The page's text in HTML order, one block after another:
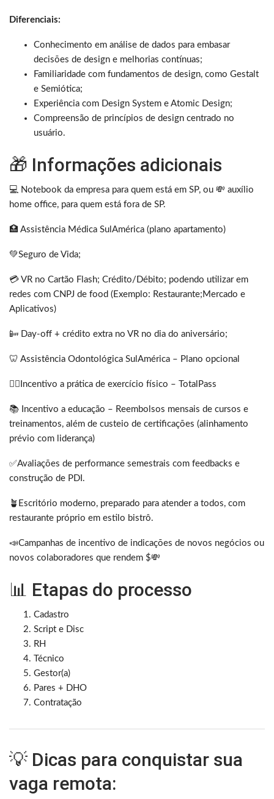
Diferenciais:
Conhecimento em análise de dados para embasar
decisões de design e melhorias contínuas;
Familiaridade com fundamentos de design, como Gestalt
e Semiótica;
Experiência com Design System e Atomic Design;
Compreensão de princípios de design centrado no
usuário.
🎁 Informações adicionais
💻 Notebook da empresa para quem está em SP, ou 💸 auxílio
home office, para quem está fora de SP.
🏥 Assistência Médica SulAmérica (plano apartamento)
💚Seguro de Vida;
💳 VR no Cartão Flash; Crédito/Débito; podendo utilizar em
redes com CNPJ de food (Exemplo: Restaurante;Mercado e
Aplicativos)
📴 Day-off + crédito extra no VR no dia do aniversário;
🦷 Assistência Odontológica SulAmérica – Plano opcional
🏋🏻Incentivo a prática de exercício físico – TotalPass
📚 Incentivo a educação – Reembolsos mensais de cursos e
treinamentos, além de custeio de certificações (alinhamento
prévio com liderança)
✅Avaliações de performance semestrais com feedbacks e
construção de PDI.
🪴Escritório moderno, preparado para atender a todos, com
restaurante próprio em estilo bistrô.
📣Campanhas de incentivo de indicações de novos negócios ou
novos colaboradores que rendem $💸
📊 Etapas do processo
Cadastro
Script e Disc
RH
Técnico
Gestor(a)
Pares + DHO
Contratação
💡 Dicas para conquistar sua
vaga remota: